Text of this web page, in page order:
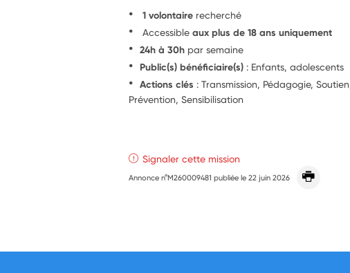
1 volontaire recherché
Accessibleaux plus de 18 ans uniquement
24h à 30h par semaine
Public(s) bénéficiaire(s) : Enfants, adolescents
Actions clés : Transmission, Pédagogie,
Prévention, Sensibilisation
Signaler cette mission
Annonce n°M260009481 publiée le22 juin 2026